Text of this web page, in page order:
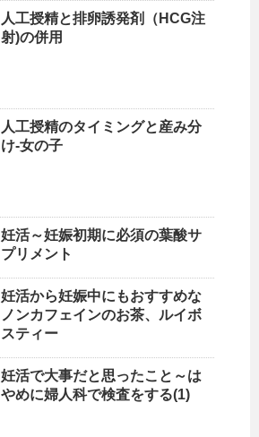
人工授精と排卵誘発剤（HCG注
射)の併用
人工授精のタイミングと産み分
け-女の子
妊活～妊娠初期に必須の葉酸サ
プリメント
妊活から妊娠中にもおすすめな
ノンカフェインのお茶、ルイボ
スティー
妊活で大事だと思ったこと～は
やめに婦人科で検査をする(1)